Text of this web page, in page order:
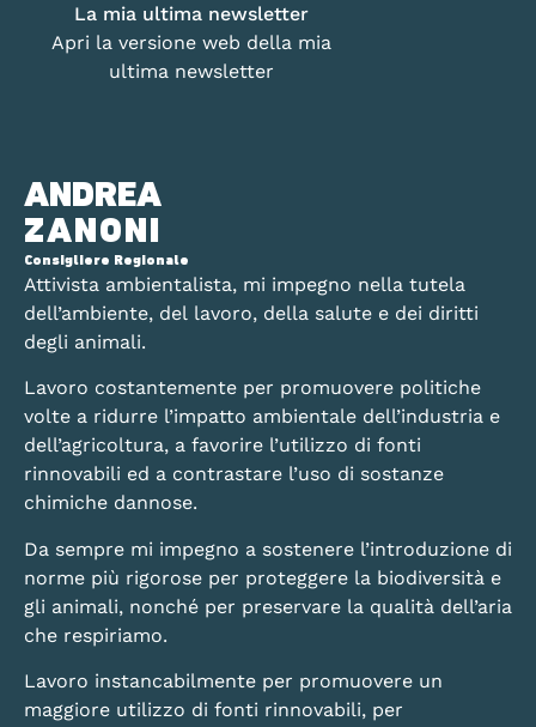
ANDREA
ZANONI
Consigliere Regionale
Attivista ambientalista, mi impegno nella tutela
dell’ambiente, del lavoro, della salute e dei diritti
degli animali.
Lavoro costantemente per promuovere politiche
volte a ridurre l’impatto ambientale dell’industria e
dell’agricoltura, a favorire l’utilizzo di fonti
rinnovabili ed a contrastare l’uso di sostanze
chimiche dannose.
Da sempre mi impegno a sostenere l’introduzione di
norme più rigorose per proteggere la biodiversità e
gli animali, nonché per preservare la qualità dell’aria
che respiriamo.
Lavoro instancabilmente per promuovere un
maggiore utilizzo di fonti rinnovabili, per
La mia ultima newsletter
Apri la versione web della mia
ultima newsletter